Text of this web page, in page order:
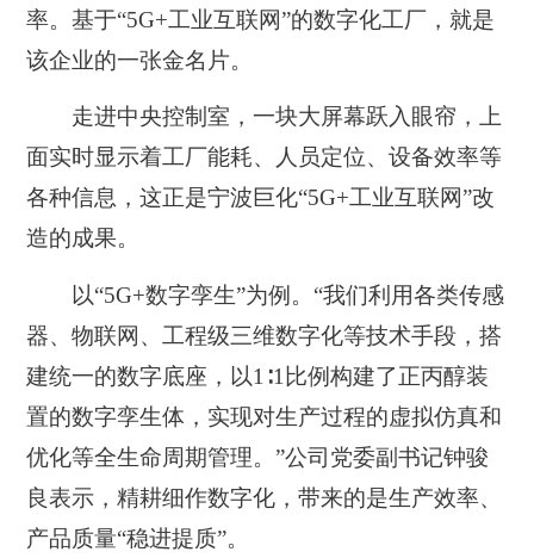
率。基于“5G+工业互联网”的数字化工厂，就是
该企业的一张金名片。
走进中央控制室，一块大屏幕跃入眼帘，上
面实时显示着工厂能耗、人员定位、设备效率等
各种信息，这正是宁波巨化“5G+工业互联网”改
造的成果。
以“5G+数字孪生”为例。“我们利用各类传感
器、物联网、工程级三维数字化等技术手段，搭
建统一的数字底座，以1∶1比例构建了正丙醇装
置的数字孪生体，实现对生产过程的虚拟仿真和
优化等全生命周期管理。”公司党委副书记钟骏
良表示，精耕细作数字化，带来的是生产效率、
产品质量“稳进提质”。